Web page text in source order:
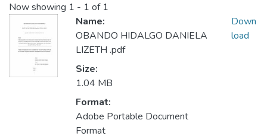
Now showing 1 - 1 of 1
Name:
OBANDO HIDALGO DANIELA
LIZETH .pdf
Size:
1.04 MB
Format:
Adobe Portable Document
Format
Down
load